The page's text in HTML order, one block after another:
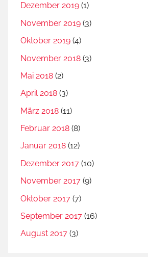
Dezember 2019 (1)
November 2019 (3)
Oktober 2019 (4)
November 2018 (3)
Mai 2018 (2)
April 2018 (3)
März 2018 (11)
Februar 2018 (8)
Januar 2018 (12)
Dezember 2017 (10)
November 2017 (9)
Oktober 2017 (7)
September 2017 (16)
August 2017 (3)